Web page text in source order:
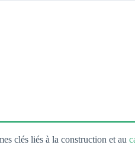
clés liés à la construction et au